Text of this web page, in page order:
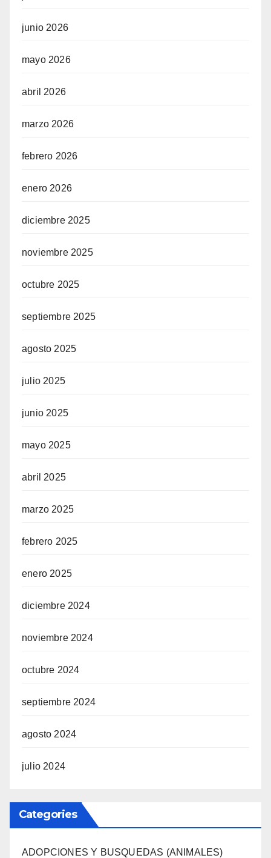
junio 2026
mayo 2026
abril 2026
marzo 2026
febrero 2026
enero 2026
diciembre 2025
noviembre 2025
octubre 2025
septiembre 2025
agosto 2025
julio 2025
junio 2025
mayo 2025
abril 2025
marzo 2025
febrero 2025
enero 2025
diciembre 2024
noviembre 2024
octubre 2024
septiembre 2024
agosto 2024
julio 2024
Categories
ADOPCIONES Y BUSQUEDAS (ANIMALES)